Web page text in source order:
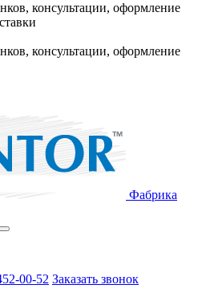
консультации, оформление
консультации, оформление
Фабрика
00-52 Заказать звонок